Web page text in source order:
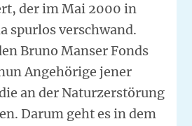
der im Mai 2000 in
spurlos verschwand.
Bruno Manser Fonds
Angehörige jener
an der Naturzerstörung
Darum geht es in dem